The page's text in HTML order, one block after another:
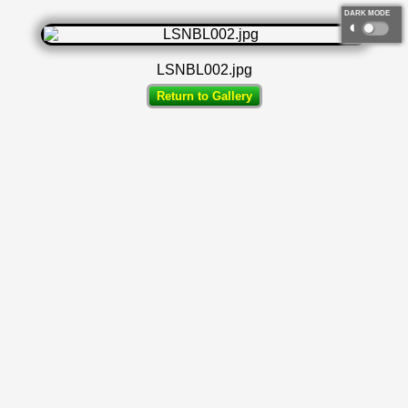
DARK MODE
◐
LSNBL002.jpg
Return to Gallery